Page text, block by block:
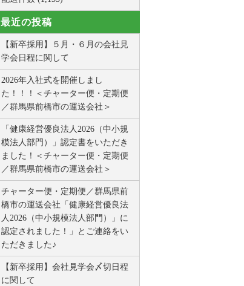
最近の投稿
【新卒採用】５月・６月の会社見
学会日程に関して
2026年入社式を開催しまし
た！！！＜チャーター便・定期便
／群馬県前橋市の運送会社＞
「健康経営優良法人2026（中小規
模法人部門）」認定書をいただき
ました！＜チャーター便・定期便
／群馬県前橋市の運送会社＞
チャーター便・定期便／群馬県前
橋市の運送会社「健康経営優良法
人2026（中小規模法人部門）」に
認定されました！」とご連絡をい
ただきました♪
【新卒採用】会社見学会〆切日程
に関して